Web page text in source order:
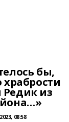
бы,
храбрости
из
08:58